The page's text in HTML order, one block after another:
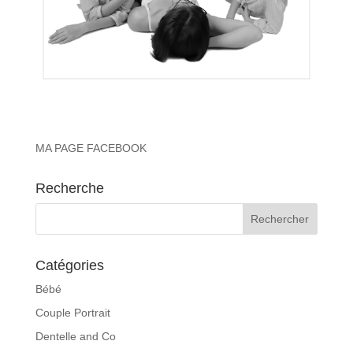
MA PAGE FACEBOOK
Recherche
Catégories
Bébé
Couple Portrait
Dentelle and Co